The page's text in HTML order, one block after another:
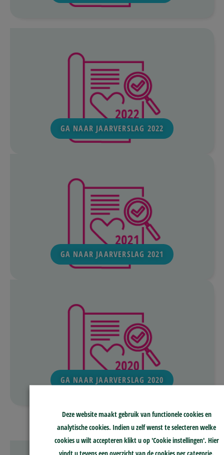
GA NAAR JAARVERSLAG 2022
GA NAAR JAARVERSLAG 2021
GA NAAR JAARVERSLAG 2020
Deze website maakt gebruik van functionele cookies en
analytische cookies. Indien u zelf wenst te selecteren welke
cookies u wilt accepteren klikt u op 'Cookie instellingen'. Hier
vindt u tevens een overzicht van de cookies per categorie.